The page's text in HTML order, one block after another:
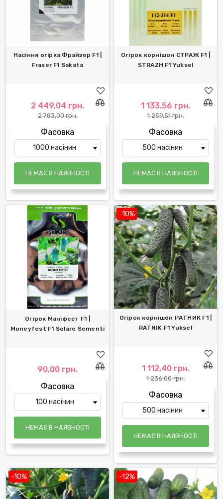
Насіння огірка Фрайзер F1 |
Fraser F1 Sakata
2 449,04 грн.
2 783,00 грн.
Фасовка
НЕМАЄ В НАЯВНОСТІ
Огірок корнішон СТРАЖ F1 |
STRAZH F1 Yuksel
1 133,56 грн.
1 259,51 грн.
Фасовка
НЕМАЄ В НАЯВНОСТІ
Огірок Маніфест F1 |
Moneyfest F1 Solare Sementi
90,00 грн.
Фасовка
НЕМАЄ В НАЯВНОСТІ
-10%
Огірок корнішон РАТНИК F1 |
RATNIK F1 Yuksel
1 112,40 грн.
1 236,00 грн.
Фасовка
НЕМАЄ В НАЯВНОСТІ
-10% -12%